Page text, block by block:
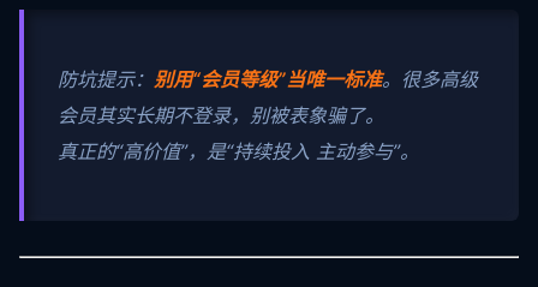
防坑提示： 别用“会员等级”当唯一标准。很多高级
会员其实长期不登录，别被表象骗了。
真正的“高价值”，是“持续投入 主动参与”。